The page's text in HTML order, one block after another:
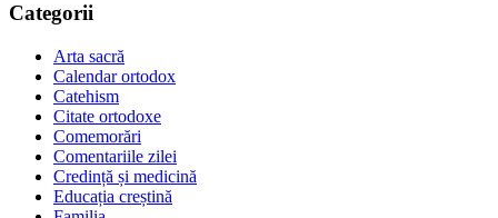
Categorii
Arta sacră
Calendar ortodox
Catehism
Citate ortodoxe
Comemorări
Comentariile zilei
Credință și medicină
Educația creștină